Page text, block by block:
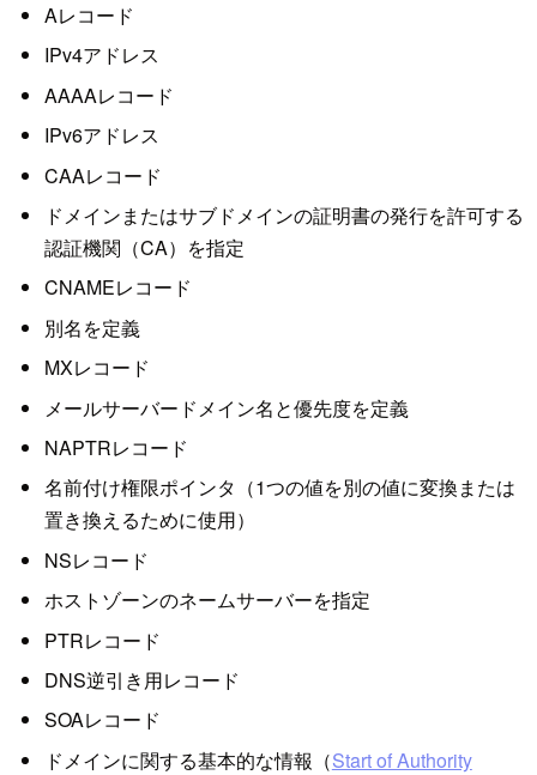
Aレコード
IPv4アドレス
AAAAレコード
IPv6アドレス
CAAレコード
ドメインまたはサブドメインの証明書の発行を許可する
認証機関（CA）を指定
CNAMEレコード
別名を定義
MXレコード
メールサーバードメイン名と優先度を定義
NAPTRレコード
名前付け権限ポインタ（1つの値を別の値に変換または
置き換えるために使用）
NSレコード
ホストゾーンのネームサーバーを指定
PTRレコード
DNS逆引き用レコード
SOAレコード
ドメインに関する基本的な情報（Start of Authority